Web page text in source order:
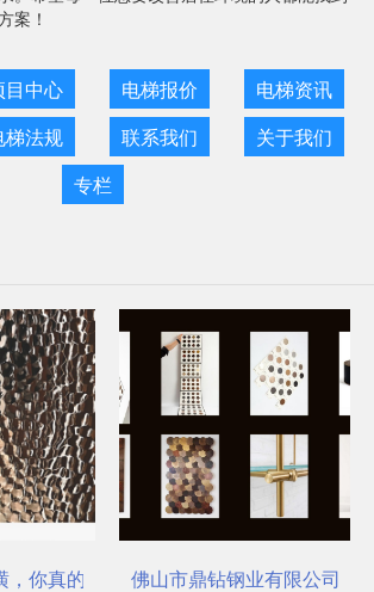
案！
目中心 电梯报价
电梯资讯
梯法规 联系我们
关于我们
专栏
，你真的选对了吗？佛山市鼎钻钢业有限公司，